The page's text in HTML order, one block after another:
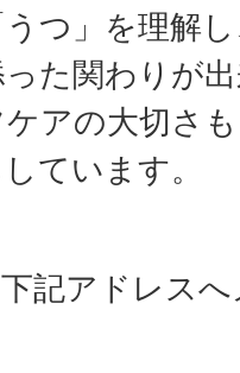
つ」を理解
た関わりが
アの大切さ
ています。
記アドレス